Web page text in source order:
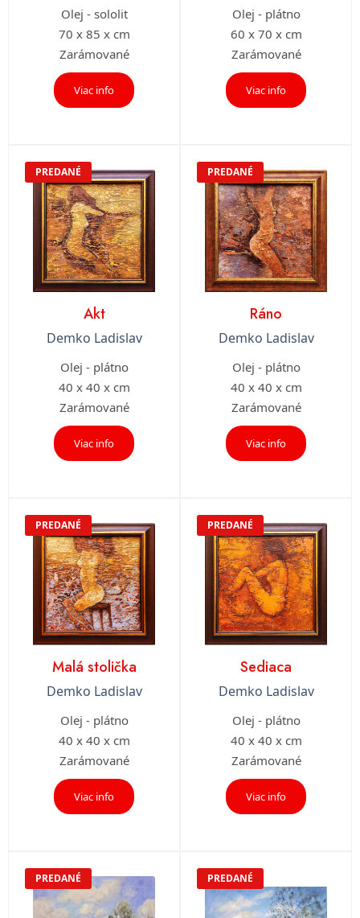
Olej - sololit
70 x 85 x cm
Zarámované
Viac info
Olej - plátno
60 x 70 x cm
Zarámované
Viac info
PREDANÉ
Akt
Demko Ladislav
Olej - plátno
40 x 40 x cm
Zarámované
Viac info
PREDANÉ
Ráno
Demko Ladislav
Olej - plátno
40 x 40 x cm
Zarámované
Viac info
PREDANÉ
Malá stolička
Demko Ladislav
Olej - plátno
40 x 40 x cm
Zarámované
Viac info
PREDANÉ
Sediaca
Demko Ladislav
Olej - plátno
40 x 40 x cm
Zarámované
Viac info
PREDANÉ PREDANÉ